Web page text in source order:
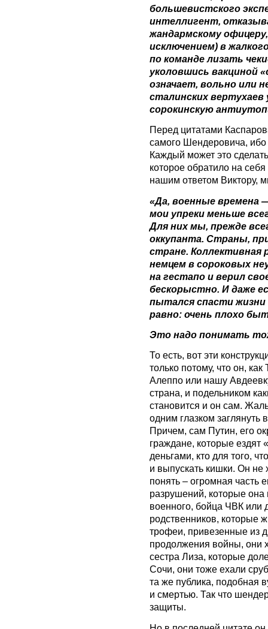
большевистского
интеллигент,
жандармскому
исключением) в
по команде лизать
уколовшись вакциной
означает, вольно или
сталинских
сорокинскую
Перед цитатами
самого Шендеровича, ибо
Каждый может это
которое обратило на
нашим ответом Виктору,
«Да, военные времена
мои упреки меньше
Для них мы, прежде
оккупанта. Страны,
стране.
немцем в сороковых
на гестапо и верил
бескорыстно. И даже
пытался спасти
равно: очень плохо
Это надо понимать
То есть, вот эти
только потому, что он,
Алеппо или нашу
страна, и подельником
становится и он сам.
одним глазком заглянуть
Причем, сам Путин, его
граждане, которые ездят
деньгами, кто для того,
и выпускать кишки. Он не
понять – огромная часть
разрушений, которые она
военного, бойца ЧВК или
родственников, которые
трофеи, привезенные из
продолжения войны, они
сестра Лиза, которые
Сочи, они тоже ехали
та же публика, подобная
и смертью. Так что
защиты.